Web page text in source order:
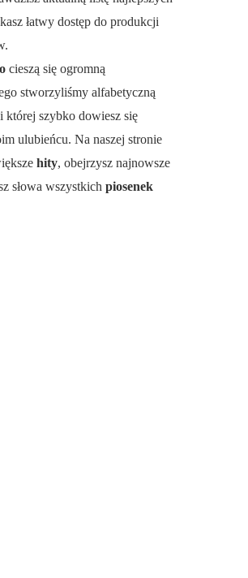
łatwy dostęp do produkcji
cieszą się ogromną
stworzyliśmy alfabetyczną
której szybko dowiesz się
ulubieńcu. Na naszej stronie
hity, obejrzysz najnowsze
słowa wszystkich piosenek